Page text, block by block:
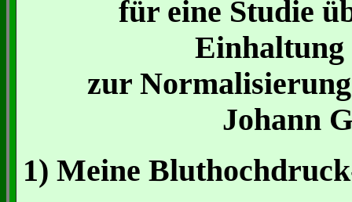
für eine Studie
Einhaltung
zur
Johann
1) Meine